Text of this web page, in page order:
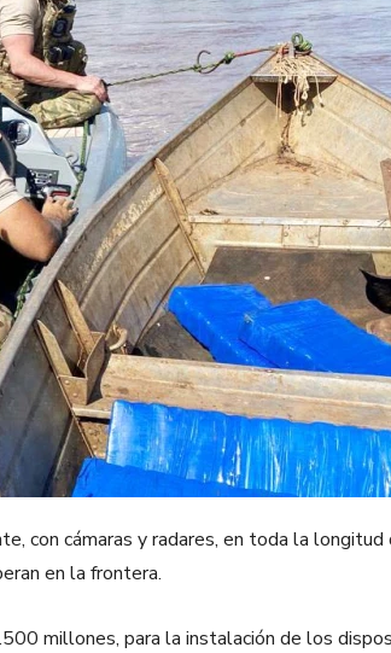
con cámaras y radares, en toda la
en la frontera.
millones, para la instalación de los